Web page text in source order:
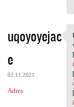
uqoyoyejac
e
02.11.2021
Adres